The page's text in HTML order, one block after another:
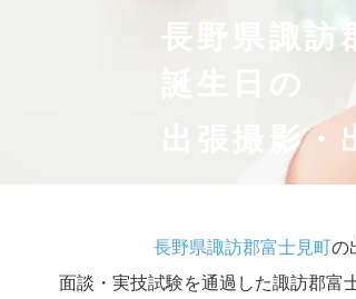
長野県諏訪
出張撮影
長野県諏訪郡富士見町の
面談・実技試験を通過した諏訪郡富